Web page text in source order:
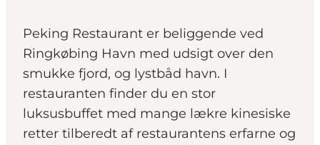
Peking Restaurant er beliggende ved
Ringkøbing Havn med udsigt over den
smukke fjord, og lystbåd havn. I
restauranten finder du en stor
luksusbuffet med mange lækre kinesiske
retter tilberedt af restaurantens erfarne og